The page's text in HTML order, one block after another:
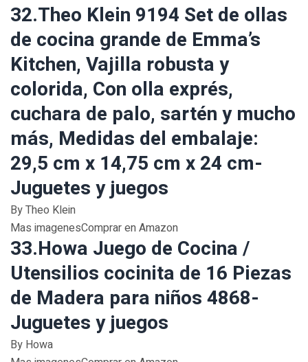
32.Theo Klein 9194 Set de ollas
de cocina grande de Emma’s
Kitchen, Vajilla robusta y
colorida, Con olla exprés,
cuchara de palo, sartén y mucho
más, Medidas del embalaje:
29,5 cm x 14,75 cm x 24 cm-
Juguetes y juegos
By Theo Klein
Mas imagenesComprar en Amazon
33.Howa Juego de Cocina /
Utensilios cocinita de 16 Piezas
de Madera para niños 4868-
Juguetes y juegos
By Howa